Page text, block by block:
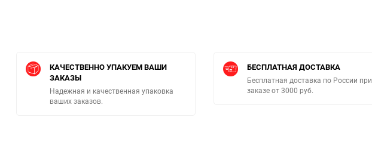
КАЧЕСТВЕННО УПАКУЕМ ВАШИ
ЗАКАЗЫ
Надежная и качественная упаковка
ваших заказов.
БЕСПЛАТНАЯ ДОСТАВКА
Бесплатная доставка по России при
заказе от 3000 руб.